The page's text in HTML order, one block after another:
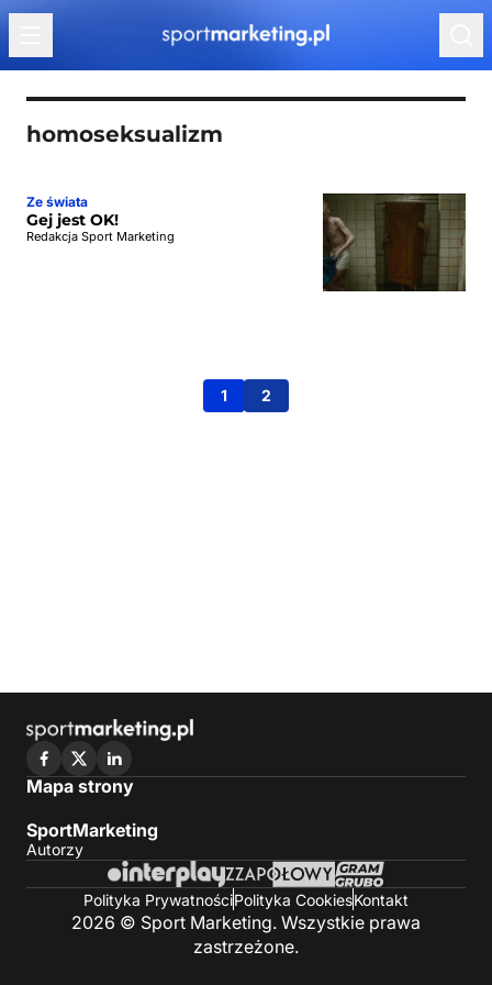
Przejdź do treści
homoseksualizm
Ze świata
Gej jest OK!
Redakcja Sport Marketing
1 2
Mapa strony
SportMarketing
Autorzy
Polityka PrywatnościPolityka CookiesKontakt
2026 © Sport Marketing. Wszystkie prawa
zastrzeżone.